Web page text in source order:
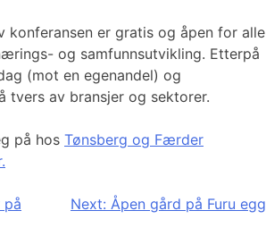
konferansen er gratis og åpen for alle
og samfunnsutvikling. Etterpå
(mot en egenandel) og
tvers av bransjer og sektorer.
på hos Tønsberg og Færder
på
Next: Åpen gård på Furu egg